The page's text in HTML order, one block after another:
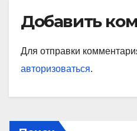
Добавить
Для отправки
авторизоваться.